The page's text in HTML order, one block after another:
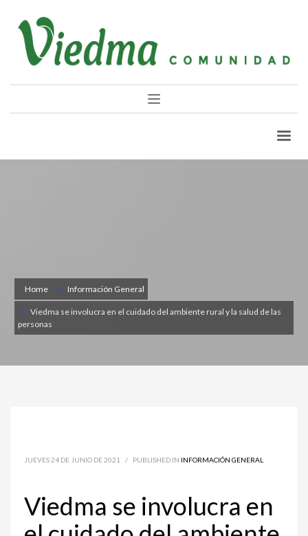
Home Información General
Viedma se involucra en el cuidado del ambiente rural y la salud de las
personas
JUEVES 24 DE JUNIO DE 2021 / PUBLISHED IN INFORMACIÓN GENERAL
Viedma se involucra en